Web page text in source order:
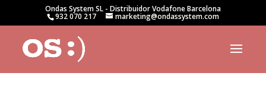
Ondas System SL - Distribuidor Vodafone Barcelona
932 070 217 marketing@ondassystem.com